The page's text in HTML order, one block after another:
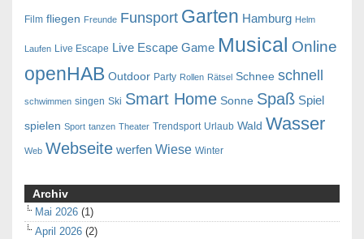
Film fliegen Freunde Funsport Garten Hamburg Helm
Laufen Live Escape Live Escape Game Musical Online
openHAB Outdoor Party Rollen Rätsel Schnee schnell
schwimmen singen Ski Smart Home Sonne Spaß Spiel
spielen Sport tanzen Theater Trendsport Urlaub Wald Wasser
Web Webseite werfen Wiese Winter
Archiv
Mai 2026 (1)
April 2026 (2)